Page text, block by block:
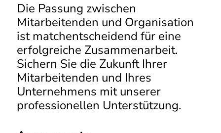
Die Passung zwischen
Mitarbeitenden und Organisation
ist matchentscheidend für eine
erfolgreiche Zusammenarbeit.
Sichern Sie die Zukunft Ihrer
Mitarbeitenden und Ihres
Unternehmens mit unserer
professionellen Unterstützung.